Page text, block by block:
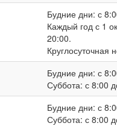
Будние дни: с
Каждый год с 1
20:00.
Круглосуточная
Будние дни: с
Суббота: с 8:00
Будние дни: с
Суббота: с 8:00